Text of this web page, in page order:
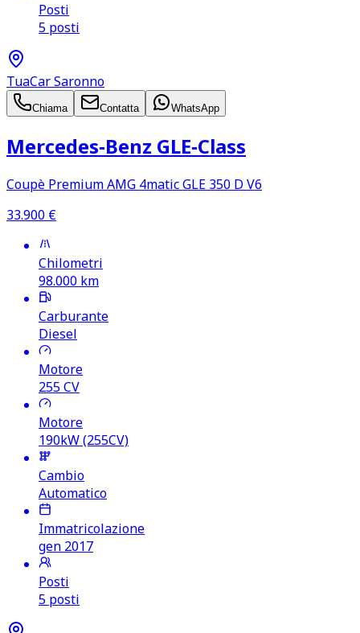
Posti
5 posti
TuaCar Saronno
Chiama Contatta WhatsApp
Mercedes‑Benz GLE‑Class
Coupè Premium AMG 4matic GLE 350 D V6
33.900 €
Chilometri
98.000 km
Carburante
Diesel
Motore
255CV
Motore
190kW (255CV)
Cambio
Automatico
Immatricolazione
gen 2017
Posti
5 posti